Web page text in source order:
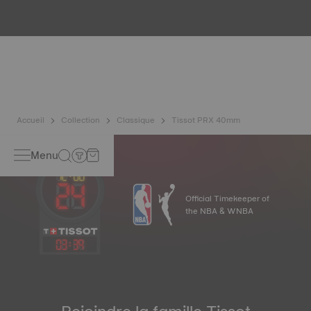
mais également à la pénétration de liquides, gaz,
Accueil Collection Classique Tissot PRX 40mm
Menu
03: 39
Official Timekeeper of
the NBA & WNBA